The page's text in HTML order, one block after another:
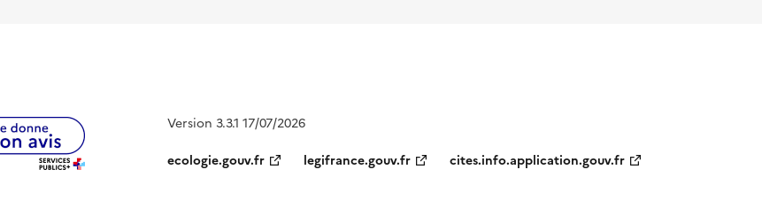
Version 3.3.1 17/07/2026
ecologie.gouv.fr
legifrance.gouv.fr cites.info.application.gouv.fr